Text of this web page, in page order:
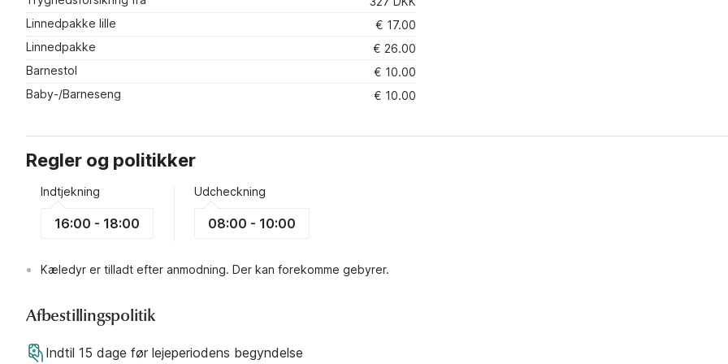
Linnedpakke lille
€ 17.00
Linnedpakke
€ 26.00
Barnestol
€ 10.00
Baby-/Barneseng
€ 10.00
Regler og politikker
Indtjekning
16:00 - 18:00
Udcheckning
08:00 - 10:00
Kæledyr er tilladt efter anmodning. Der kan forekomme gebyrer.
Afbestillingspolitik
Indtil 15 dage før lejeperiodens begyndelse